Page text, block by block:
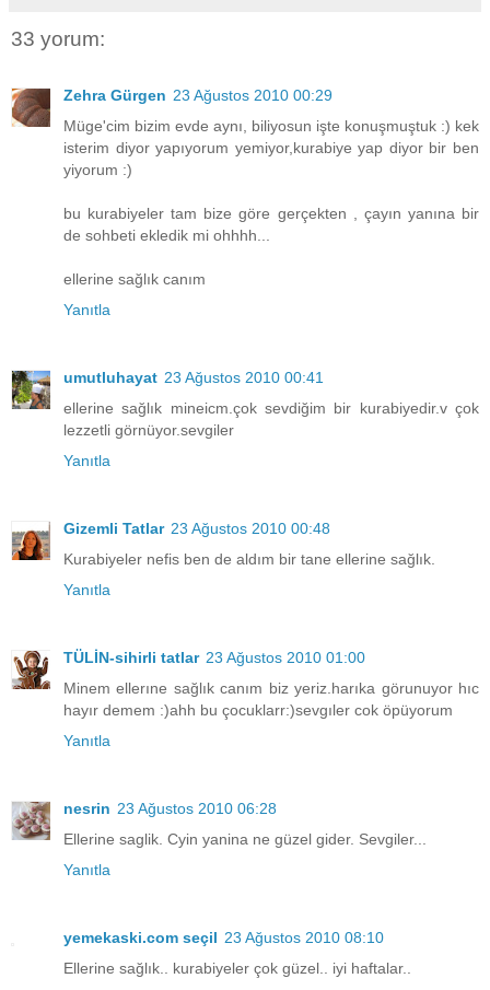
33 yorum:
Zehra Gürgen 23 Ağustos 2010 00:29
Müge'cim bizim evde aynı, biliyosun işte konuşmuştuk :) kek
isterim diyor yapıyorum yemiyor,kurabiye yap diyor bir ben
yiyorum :)
bu kurabiyeler tam bize göre gerçekten , çayın yanına bir
de sohbeti ekledik mi ohhhh...
ellerine sağlık canım
Yanıtla
umutluhayat 23 Ağustos 2010 00:41
ellerine sağlık mineicm.çok sevdiğim bir kurabiyedir.v çok
lezzetli görnüyor.sevgiler
Yanıtla
Gizemli Tatlar 23 Ağustos 2010 00:48
Kurabiyeler nefis ben de aldım bir tane ellerine sağlık.
Yanıtla
TÜLİN-sihirli tatlar 23 Ağustos 2010 01:00
Minem ellerıne sağlık canım biz yeriz.harıka görunuyor hıc
hayır demem :)ahh bu çocuklarr:)sevgıler cok öpüyorum
Yanıtla
nesrin 23 Ağustos 2010 06:28
Ellerine saglik. Cyin yanina ne güzel gider. Sevgiler...
Yanıtla
yemekaski.com seçil 23 Ağustos 2010 08:10
Ellerine sağlık.. kurabiyeler çok güzel.. iyi haftalar..